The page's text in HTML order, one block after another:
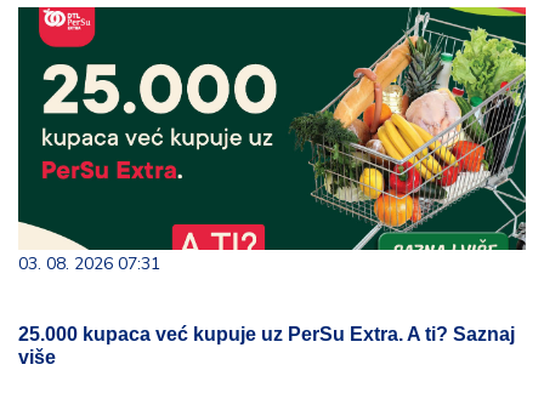
03. 08. 2026 07:31
25.000 kupaca već kupuje uz PerSu Extra. A ti? Saznaj
više